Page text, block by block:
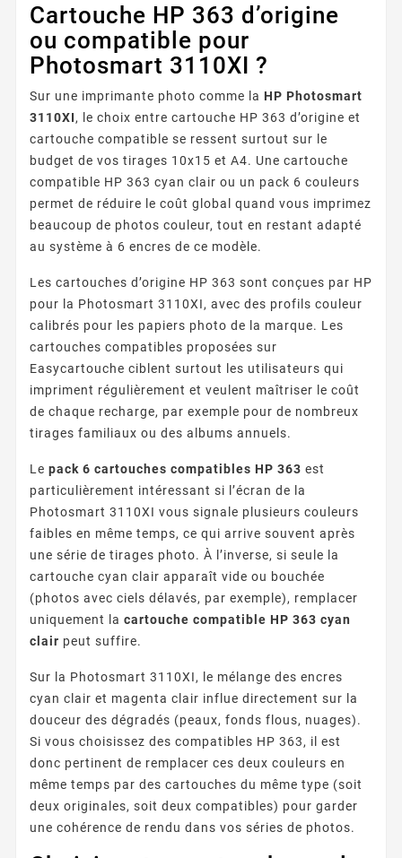
Cartouche HP 363 d’origine
ou compatible pour
Photosmart 3110XI ?
Sur une imprimante photo comme la HP Photosmart
3110XI, le choix entre cartouche HP 363 d’origine et
cartouche compatible se ressent surtout sur le
budget de vos tirages 10x15 et A4. Une cartouche
compatible HP 363 cyan clair ou un pack 6 couleurs
permet de réduire le coût global quand vous imprimez
beaucoup de photos couleur, tout en restant adapté
au système à 6 encres de ce modèle.
Les cartouches d’origine HP 363 sont conçues par HP
pour la Photosmart 3110XI, avec des profils couleur
calibrés pour les papiers photo de la marque. Les
cartouches compatibles proposées sur
Easycartouche ciblent surtout les utilisateurs qui
impriment régulièrement et veulent maîtriser le coût
de chaque recharge, par exemple pour de nombreux
tirages familiaux ou des albums annuels.
Le pack 6 cartouches compatibles HP 363 est
particulièrement intéressant si l’écran de la
Photosmart 3110XI vous signale plusieurs couleurs
faibles en même temps, ce qui arrive souvent après
une série de tirages photo. À l’inverse, si seule la
cartouche cyan clair apparaît vide ou bouchée
(photos avec ciels délavés, par exemple), remplacer
uniquement la cartouche compatible HP 363 cyan
clair peut suffire.
Sur la Photosmart 3110XI, le mélange des encres
cyan clair et magenta clair influe directement sur la
douceur des dégradés (peaux, fonds flous, nuages).
Si vous choisissez des compatibles HP 363, il est
donc pertinent de remplacer ces deux couleurs en
même temps par des cartouches du même type (soit
deux originales, soit deux compatibles) pour garder
une cohérence de rendu dans vos séries de photos.